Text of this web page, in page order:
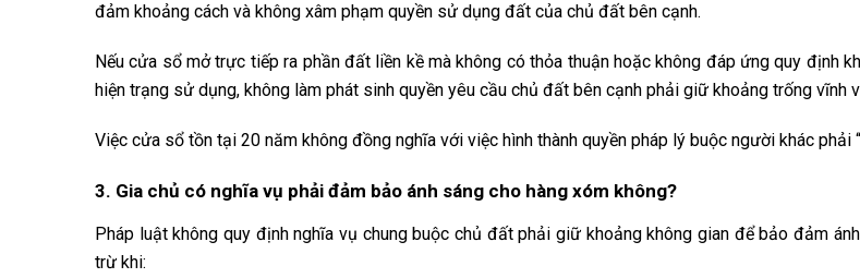
đảm khoảng cách và không xâm phạm quyền sử dụng đất của chủ đất bên cạnh.
Nếu cửa sổ mở trực tiếp ra phần đất liền kề mà không có thỏa thuận hoặc không đáp ứng quy định
hiện trạng sử dụng, không làm phát sinh quyền yêu cầu chủ đất bên cạnh phải giữ khoảng trống vĩnh
Việc cửa sổ tồn tại 20 năm không đồng nghĩa với việc hình thành quyền pháp lý buộc người khác phải
3. Gia chủ có nghĩa vụ phải đảm bảo ánh sáng cho hàng xóm không?
Pháp luật không quy định nghĩa vụ chung buộc chủ đất phải giữ khoảng không gian để bảo đảm
trừ khi: